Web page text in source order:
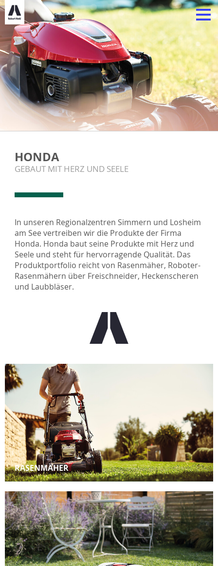
HONDA
GEBAUT MIT HERZ UND SEELE
In unseren Regionalzentren Simmern und Losheim
am See vertreiben wir die Produkte der Firma
Honda. Honda baut seine Produkte mit Herz und
Seele und steht für hervorragende Qualität. Das
Produktportfolio reicht von Rasenmäher, Roboter-
Rasenmähern über Freischneider, Heckenscheren
und Laubbläser.
RASENMÄHER